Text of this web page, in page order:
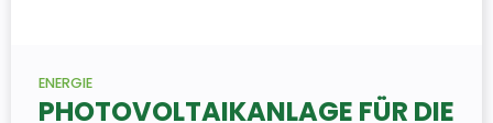
ENERGIE
PHOTOVOLTAIKANLAGE FÜR DIE